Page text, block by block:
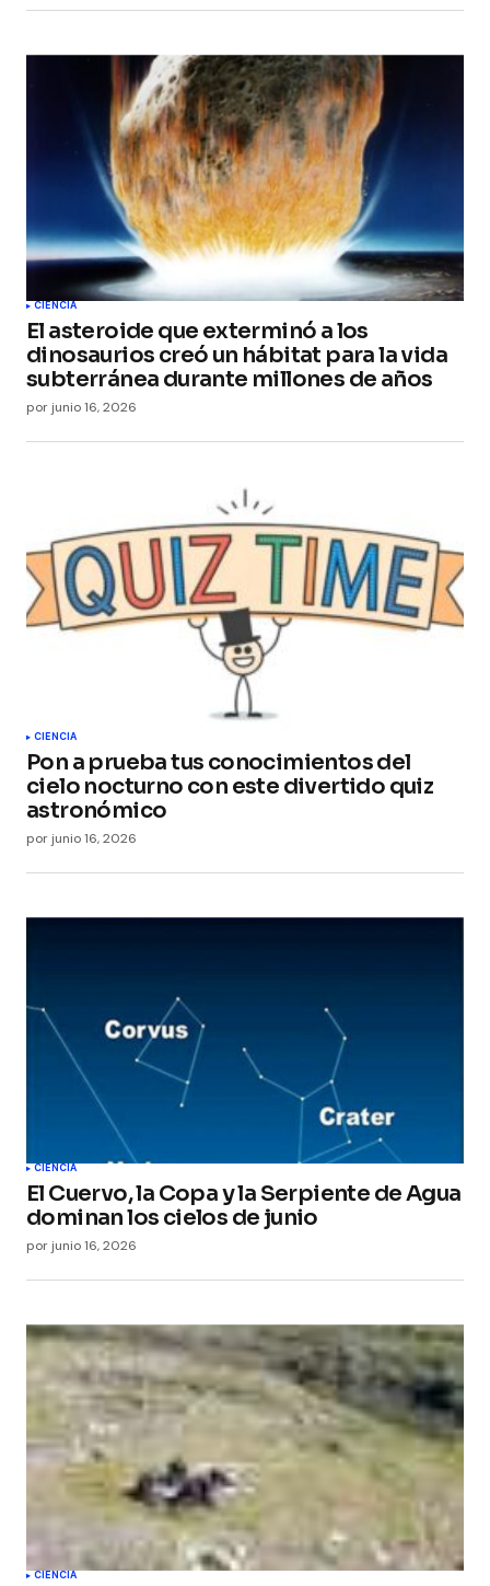
CIENCIA
El asteroide que exterminó a los
dinosaurios creó un hábitat para la vida
subterránea durante millones de años
por junio 16, 2026
CIENCIA
Pon a prueba tus conocimientos del
cielo nocturno con este divertido quiz
astronómico
por junio 16, 2026
CIENCIA
El Cuervo, la Copa y la Serpiente de Agua
dominan los cielos de junio
por junio 16, 2026
CIENCIA